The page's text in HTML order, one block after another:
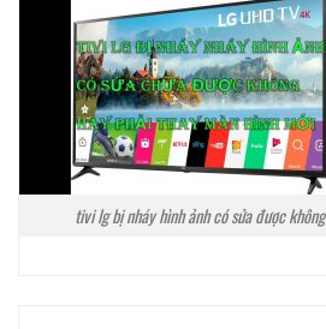
tivi lg bị nháy hình ảnh có sửa được không